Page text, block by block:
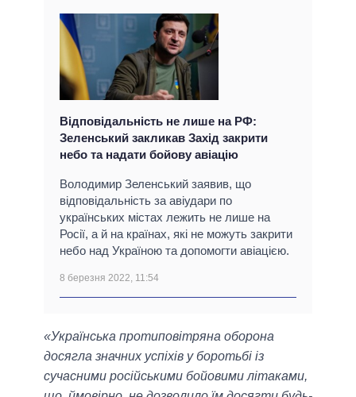
Відповідальність не лише на РФ:
Зеленський закликав Захід закрити
небо та надати бойову авіацію
Володимир Зеленський заявив, що
відповідальність за авіудари по
українських містах лежить не лише на
Росії, а й на країнах, які не можуть закрити
небо над Україною та допомогти авіацією.
8 березня 2022, 11:54
«Українська протиповітряна оборона
досягла значних успіхів у боротьбі із
сучасними російськими бойовими літаками,